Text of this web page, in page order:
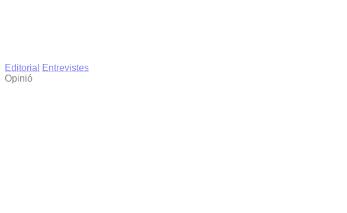
Editorial
Entrevistes
Opinió